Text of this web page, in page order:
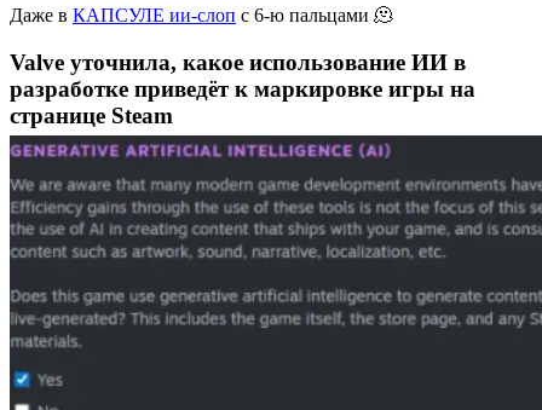
Даже в КАПСУЛЕ ии-слоп с 6-ю пальцами 🫠
Valve уточнила, какое использование ИИ в
разработке приведёт к маркировке игры на
странице Steam